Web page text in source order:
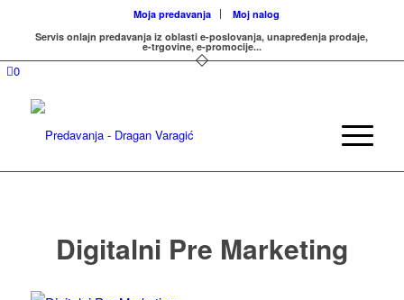
Moja predavanja
Moj nalog
Servis onlajn predavanja iz oblasti e-poslovanja, unapređenja prodaje,
e-trgovine, e-promocije...
0
Digitalni Pre Marketing